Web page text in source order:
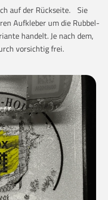
auf der Rückseite. Sie
Aufkleber um die Rubbel-
handelt. Je nach dem,
vorsichtig frei.